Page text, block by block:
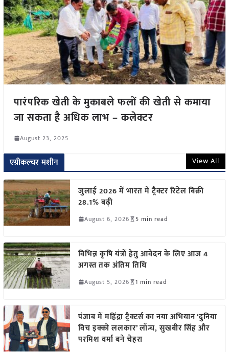
पारंपरिक खेती के मुकाबले फलों की खेती से कमाया
जा सकता है अधिक लाभ – कलेक्टर
August 23, 2025
एग्रीकल्चर मशीन View All
जुलाई 2026 में भारत में ट्रैक्टर रिटेल बिक्री
28.1% बढ़ी
August 6, 2026 5 min read
विभिन्न कृषि यंत्रों हेतु आवेदन के लिए आज 4
अगस्त तक अंतिम तिथि
August 5, 2026 1 min read
पंजाब में महिंद्रा ट्रैक्टर्स का नया अभियान ‘दुनिया
विच इक्को ललकार’ लॉन्च, सुखबीर सिंह और
परमिश वर्मा बने चेहरा